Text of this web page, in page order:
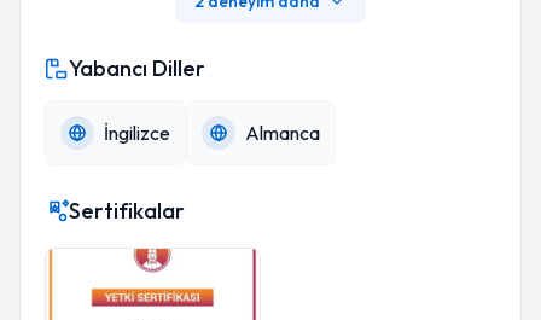
Yabancı Diller
İngilizce Almanca
Sertifikalar